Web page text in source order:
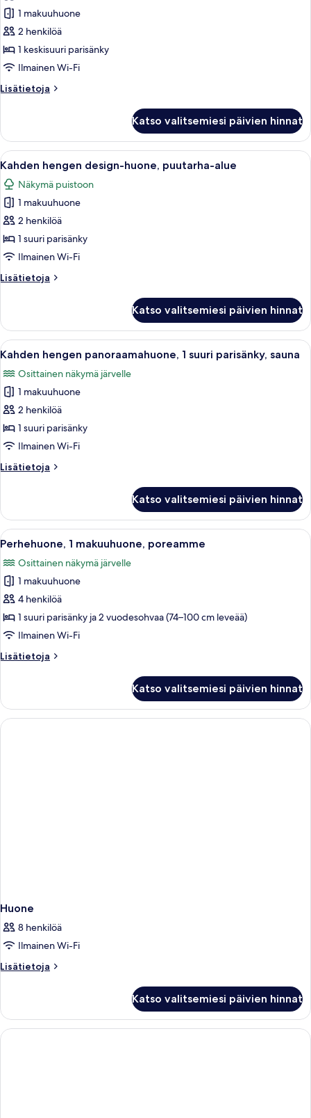
sviitti
kuvat
1 makuuhuone
2 henkilöä
1 keskisuuri parisänky
Ilmainen Wi-Fi
Lisätietoja
Lisätietoja
Katso valitsemiesi päivien hinnat
Avaa
kaikki
huonetyypin
Kahden
hengen
design-
huone,
alue
Viehättävä mökki, jonka sisustus on
7
Kahden hengen design-huone, puutarha-alue
Näkymä puistoon
1 makuuhuone
2 henkilöä
1 suuri parisänky
Ilmainen Wi-Fi
Lisätietoja
Lisätietoja
design-
huone,
puutarha-
Katso valitsemiesi päivien hinnat
Avaa
kaikki
huonetyypin
Kahden
hengen
panoraamahuone,
1
parisänky,
Tunnelmallinen makuuhuone, jossa
7
Kahden hengen panoraamahuone, 1 suuri parisänky, sauna
Osittainen näkymä järvelle
1 makuuhuone
2 henkilöä
1 suuri parisänky
Ilmainen Wi-Fi
Lisätietoja
Lisätietoja
panoraamahuone,
suuri
sauna
Katso valitsemiesi päivien hinnat
Avaa
kaikki
huonetyypin
Perhehuone,
1
makuuhuone,
poreamme
Makuuhuoneessa on suuri sänky,
6
Perhehuone, 1 makuuhuone, poreamme
Osittainen näkymä järvelle
1 makuuhuone
4 henkilöä
1 suuri parisänky ja 2 vuodesohvaa (74–100 cm leveää)
Ilmainen Wi-Fi
Lisätietoja
Lisätietoja
makuuhuone,
poreamme
Katso valitsemiesi päivien hinnat
Huone
8 henkilöä
Ilmainen Wi-Fi
Lisätietoja
Lisätietoja
Katso valitsemiesi päivien hinnat